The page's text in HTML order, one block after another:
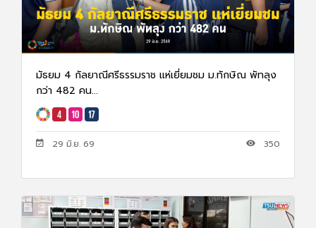
มัธยม 4 กัลยาณีศรีธรรมราช แห่เยี่ยมชม ม.ทักษิณ พัทลุง
กว่า 482 คน...
29 มิ.ย. 69 350